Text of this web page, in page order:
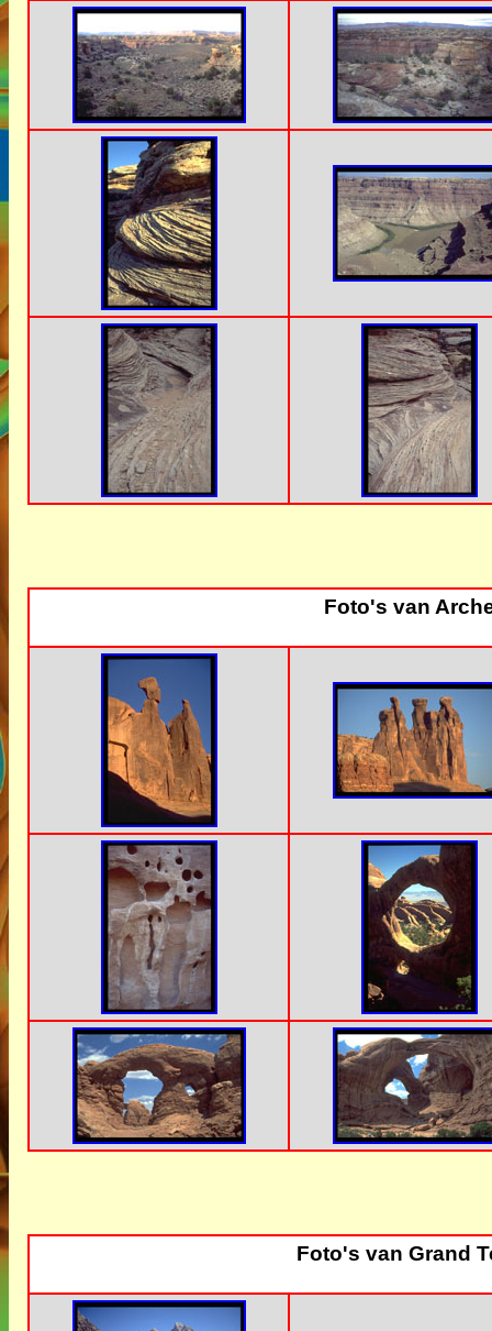
Foto's van
Foto's van Grand